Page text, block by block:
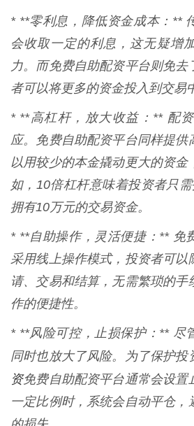
* **零利息，降低资金成本：**
会收取一定的利息，这无疑增
力。而免费自助配资平台则免去
者可以将更多的资金投入到交易
* **高杠杆，放大收益：** 配
应。免费自助配资平台同样提供
以用较少的本金撬动更大的资金
如，10倍杠杆意味着投资者只
拥有10万元的交易资金。
* **自助操作，灵活便捷：** 免
采用线上操作模式，投资者可以
请、交易和结算，无需繁琐的手
作的便捷性。
* **风险可控，止损保护：** 尽
同时也放大了风险。为了保护投
资免费自助配资平台通常会设置
一定比例时，系统会自动平仓，